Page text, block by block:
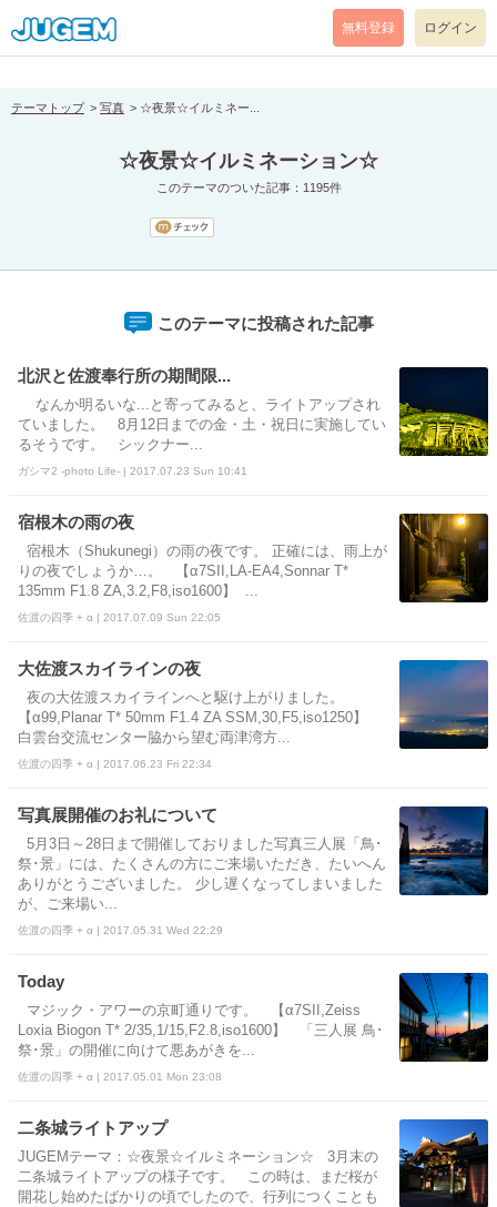
[pear_error: message="Success" code=0 mode=return level=notice
prefix="" info=""]
無料登録 ログイン
テーマトップ 写真 ☆夜景☆イルミネー...
☆夜景☆イルミネーション☆
このテーマのついた記事：1195件
このテーマに投稿された記事
北沢と佐渡奉行所の期間限...
なんか明るいな...と寄ってみると、ライトアップされ
ていました。 8月12日までの金・土・祝日に実施してい
るそうです。 シックナー...
ガシマ2 -photo Life- | 2017.07.23 Sun 10:41
宿根木の雨の夜
宿根木（Shukunegi）の雨の夜です。 正確には、雨上が
りの夜でしょうか…。 【α7SII,LA-EA4,Sonnar T*
135mm F1.8 ZA,3.2,F8,iso1600】 ...
佐渡の四季 + α | 2017.07.09 Sun 22:05
大佐渡スカイラインの夜
夜の大佐渡スカイラインへと駆け上がりました。
【α99,Planar T* 50mm F1.4 ZA SSM,30,F5,iso1250】
白雲台交流センター脇から望む両津湾方...
佐渡の四季 + α | 2017.06.23 Fri 22:34
写真展開催のお礼について
5月3日～28日まで開催しておりました写真三人展「鳥･
祭･景」には、たくさんの方にご来場いただき、たいへん
ありがとうございました。 少し遅くなってしまいました
が、ご来場い...
佐渡の四季 + α | 2017.05.31 Wed 22:29
Today
マジック・アワーの京町通りです。 【α7SII,Zeiss
Loxia Biogon T* 2/35,1/15,F2.8,iso1600】 「三人展 鳥･
祭･景」の開催に向けて悪あがきを...
佐渡の四季 + α | 2017.05.01 Mon 23:08
二条城ライトアップ
JUGEMテーマ：☆夜景☆イルミネーション☆ 3月末の
二条城ライトアップの様子です。 この時は、まだ桜が
開花し始めたばかりの頃でしたので、行列につくことも